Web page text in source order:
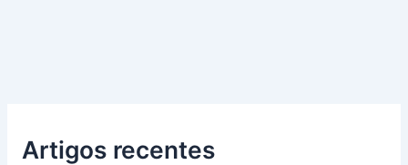
Artigos recentes